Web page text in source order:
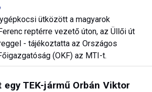
ütközött a magyarok
reptérre vezető úton, az Üllői út
- tájékoztatta az Országos
(OKF) az MTI-t.
TEK-jármű Orbán Viktor